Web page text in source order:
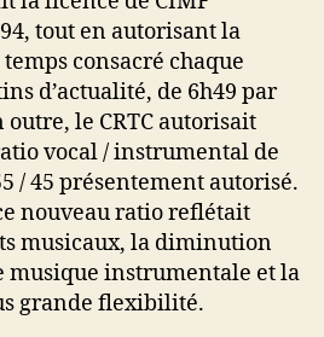
tout en autorisant la
consacré chaque
d’actualité, de 6h49 par
outre, le CRTC autorisait
vocal / instrumental de
/ 45 présentement autorisé.
nouveau ratio reflétait
musicaux, la diminution
musique instrumentale et la
grande flexibilité.